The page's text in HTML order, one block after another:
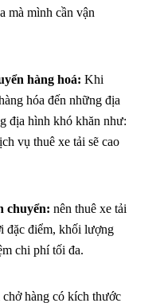
mà mình cần vận
hàng hoá: Khi
hóa đến những địa
địa hình khó khăn như:
vụ thuê xe tải sẽ cao
chuyển: nên thuê xe tải
đặc điểm, khối lượng
chi phí tối đa.
chở hàng có kích thước